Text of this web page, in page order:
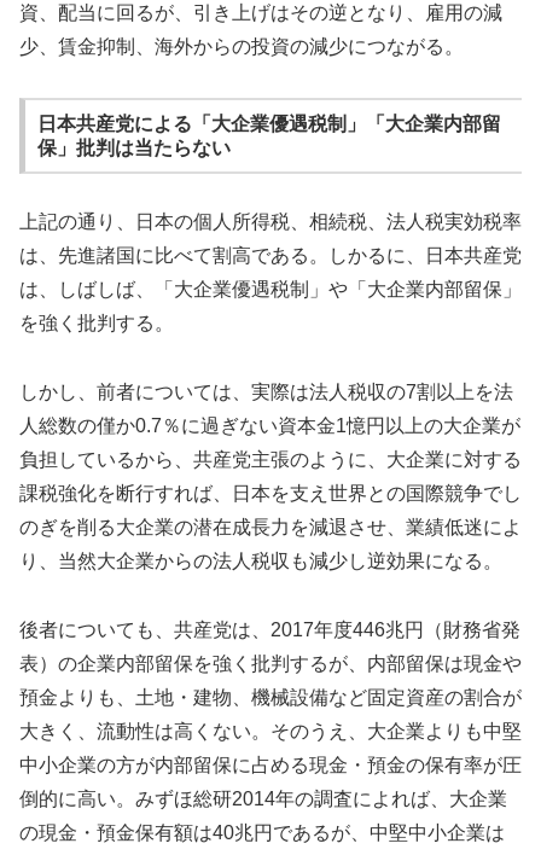
資、配当に回るが、引き上げはその逆となり、雇用の減
少、賃金抑制、海外からの投資の減少につながる。
日本共産党による「大企業優遇税制」「大企業内部留
保」批判は当たらない
上記の通り、日本の個人所得税、相続税、法人税実効税率
は、先進諸国に比べて割高である。しかるに、日本共産党
は、しばしば、「大企業優遇税制」や「大企業内部留保」
を強く批判する。
しかし、前者については、実際は法人税収の7割以上を法
人総数の僅か0.7％に過ぎない資本金1憶円以上の大企業が
負担しているから、共産党主張のように、大企業に対する
課税強化を断行すれば、日本を支え世界との国際競争でし
のぎを削る大企業の潜在成長力を減退させ、業績低迷によ
り、当然大企業からの法人税収も減少し逆効果になる。
後者についても、共産党は、2017年度446兆円（財務省発
表）の企業内部留保を強く批判するが、内部留保は現金や
預金よりも、土地・建物、機械設備など固定資産の割合が
大きく、流動性は高くない。そのうえ、大企業よりも中堅
中小企業の方が内部留保に占める現金・預金の保有率が圧
倒的に高い。みずほ総研2014年の調査によれば、大企業
の現金・預金保有額は40兆円であるが、中堅中小企業は